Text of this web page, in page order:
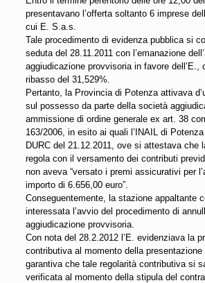
presentavano l’offerta soltanto 6 imprese
cui E. S.a.s.
Tale procedimento di evidenza pubblica si
seduta del 28.11.2011 con l’emanazione
aggiudicazione provvisoria in favore dell’E.,
ribasso del 31,529%.
Pertanto, la Provincia di Potenza attivava
sul possesso da parte della società
ammissione di ordine generale ex art. 38
163/2006, in esito ai quali l’INAIL di
DURC del 21.12.2011, ove si attestava che
regola con il versamento dei contributi
non aveva “versato i premi assicurativi per
importo di 6.656,00 euro”.
Conseguentemente, la stazione appaltante
interessata l’avvio del procedimento di
aggiudicazione provvisoria.
Con nota del 28.2.2012 l’E. evidenziava la
contributiva al momento della presentazione
garantiva che tale regolarità contributiva si
verificata al momento della stipula del